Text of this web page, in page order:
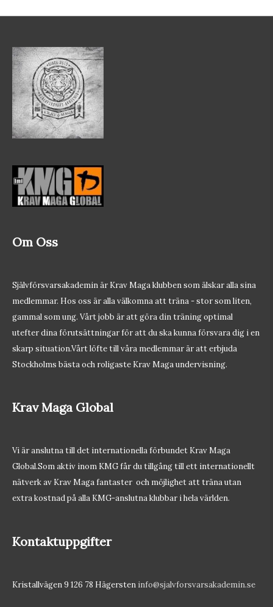
Om Oss
Självförsvarsakademin är Krav Maga klubben som älskar alla sina
medlemmar. Hos oss är alla välkomna att träna - stor som liten,
gammal som ung. Vårt jobb är att göra din träning optimal
utefter dina förutsättningar för att du ska kunna försvara dig i en
skarp situation.Vårt löfte till våra medlemmar är att erbjuda
Stockholms bästa och roligaste Krav Maga undervisning.
Krav Maga Global
Vi är anslutna till det internationella förbundet Krav Maga
Global.Som aktiv inom KMG får du tillgång till ett internationellt
nätverk av Krav Maga fantaster och möjlighet att träna utan
extra kostnad på alla KMG-anslutna klubbar i hela världen.
Kontaktuppgifter
Kristallvägen 9 126 78 Hägersten info@sjalvforsvarsakademin.se